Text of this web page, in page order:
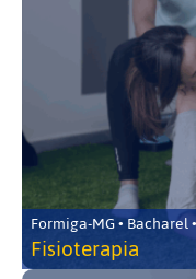
Formiga-MG • Bacharel
Fisioterapia